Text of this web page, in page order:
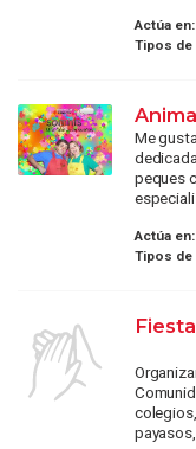
Actúa en:
Tipos
Me
peques
Actúa en:
Tipos